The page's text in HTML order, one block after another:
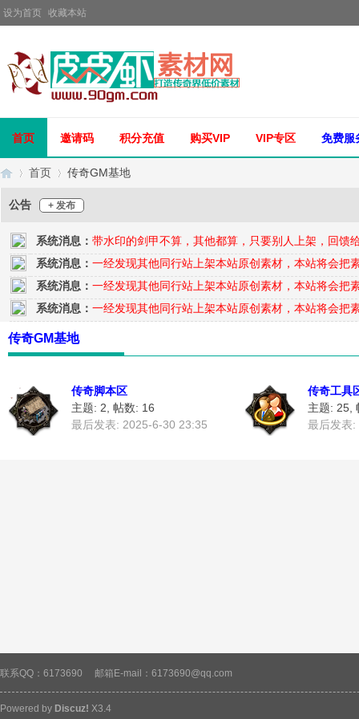
设为首页 收藏本站
首页 邀请码 积分充值 购买VIP VIP专区 免费服
奇
»
首页
›
传奇GM基地
公告 + 发布
系统消息： 带水印的剑甲不算，其他都算，只要别人上架，回馈
系统消息： 一经发现其他同行站上架本站原创素材，本站将会把
系统消息： 一经发现其他同行站上架本站原创素材，本站将会把
系统消息： 一经发现其他同行站上架本站原创素材，本站将会把
传奇GM基地
传奇脚本区
主题: 2 帖数: 16
最后发表: 2025-6-30 23:35
传奇工具
主题: 25
最后发表
联系QQ：6173690 邮箱E-mail：6173690@qq.com
Powered by Discuz! X3.4